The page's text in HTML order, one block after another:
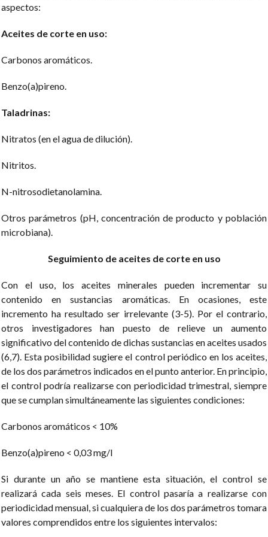
aspectos:
Aceites de corte en uso:
Carbonos aromáticos.
Benzo(a)pireno.
Taladrinas:
Nitratos (en el agua de dilución).
Nitritos.
N-nitrosodietanolamina.
Otros parámetros (pH, concentración de producto y población
microbiana).
Seguimiento de aceites de corte en uso
Con el uso, los aceites minerales pueden incrementar su
contenido en sustancias aromáticas. En ocasiones, este
incremento ha resultado ser irrelevante (3-5). Por el contrario,
otros investigadores han puesto de relieve un aumento
significativo del contenido de dichas sustancias en aceites usados
(6,7). Esta posibilidad sugiere el control periódico en los aceites,
de los dos parámetros indicados en el punto anterior. En principio,
el control podría realizarse con periodicidad trimestral, siempre
que se cumplan simultáneamente las siguientes condiciones:
Carbonos aromáticos < 10%
Benzo(a)pireno < 0,03 mg/l
Si durante un año se mantiene esta situación, el control se
realizará cada seis meses. El control pasaría a realizarse con
periodicidad mensual, si cualquiera de los dos parámetros tomara
valores comprendidos entre los siguientes intervalos: